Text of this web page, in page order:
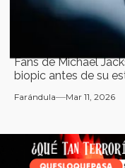
Fans de Michael
biopic antes de su
Farándula Mar 11, 2026